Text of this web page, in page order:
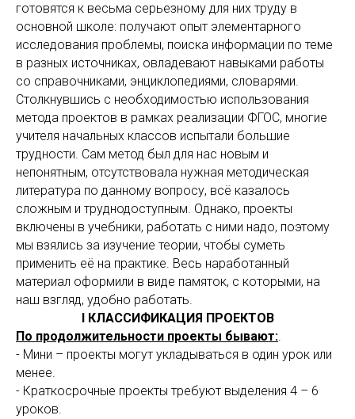
готовятся к весьма серьезному для них труду в
основной школе: получают опыт элементарного
исследования проблемы, поиска информации по теме
в разных источниках, овладевают навыками работы
со справочниками, энциклопедиями, словарями.
Столкнувшись с необходимостью использования
метода проектов в рамках реализации ФГОС, многие
учителя начальных классов испытали большие
трудности. Сам метод был для нас новым и
непонятным, отсутствовала нужная методическая
литература по данному вопросу, всё казалось
сложным и труднодоступным. Однако, проекты
включены в учебники, работать с ними надо, поэтому
мы взялись за изучение теории, чтобы суметь
применить её на практике. Весь наработанный
материал оформили в виде памяток, с которыми, на
наш взгляд, удобно работать.
I КЛАССИФИКАЦИЯ ПРОЕКТОВ
По продолжительности проекты бывают:.
- Мини – проекты могут укладываться в один урок или
менее.
- Краткосрочные проекты требуют выделения 4 – 6
уроков.